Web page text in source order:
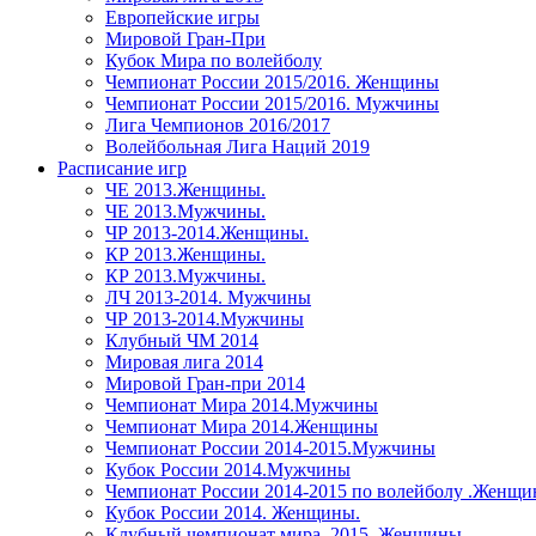
Европейские игры
Мировой Гран-При
Кубок Мира по волейболу
Чемпионат России 2015/2016. Женщины
Чемпионат России 2015/2016. Мужчины
Лига Чемпионов 2016/2017
Волейбольная Лига Наций 2019
Расписание игр
ЧЕ 2013.Женщины.
ЧЕ 2013.Мужчины.
ЧР 2013-2014.Женщины.
КР 2013.Женщины.
КР 2013.Мужчины.
ЛЧ 2013-2014. Мужчины
ЧР 2013-2014.Мужчины
Клубный ЧМ 2014
Мировая лига 2014
Мировой Гран-при 2014
Чемпионат Мира 2014.Мужчины
Чемпионат Мира 2014.Женщины
Чемпионат России 2014-2015.Мужчины
Кубок России 2014.Мужчины
Чемпионат России 2014-2015 по волейболу
Кубок России 2014. Женщины.